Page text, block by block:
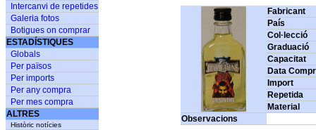
Intercanvi de repetides
Galeria fotos
Botigues on comprar
ESTADÍSTIQUES
Globals
Per països
Per imports
Per any compra
Per mes compra
ALTRES
Històric notícies
Fabricant
País
Col·lecció
Graduació
Capacitat
Data
Import
Repetida
Material
Observacions